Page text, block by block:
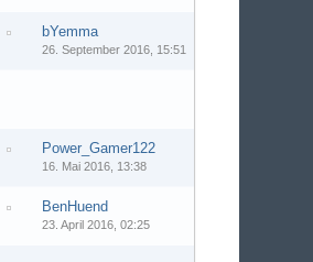
bYemma
26. September 2016, 15:51
Power_Gamer122
16. Mai 2016, 13:38
BenHuend
23. April 2016, 02:25